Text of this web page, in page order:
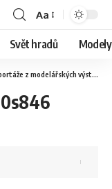
Aa
Svět hradů
z modelářských výstav